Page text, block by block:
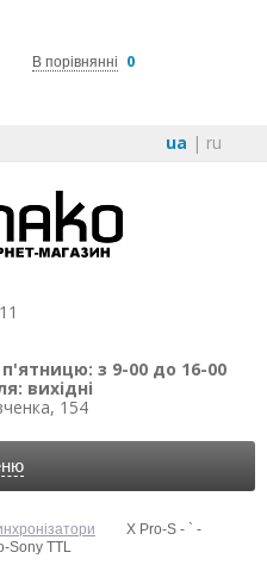
В порівнянні 0
ua | ru
з 9-00 до 16-00
вихідні
154
X Pro-S - ` -
Sony TTL